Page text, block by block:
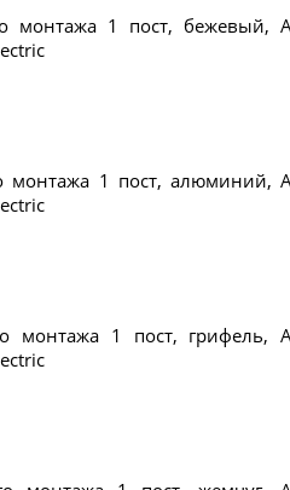
монтажа 1 пост, бежевый,
монтажа 1 пост, алюминий,
монтажа 1 пост, грифель,